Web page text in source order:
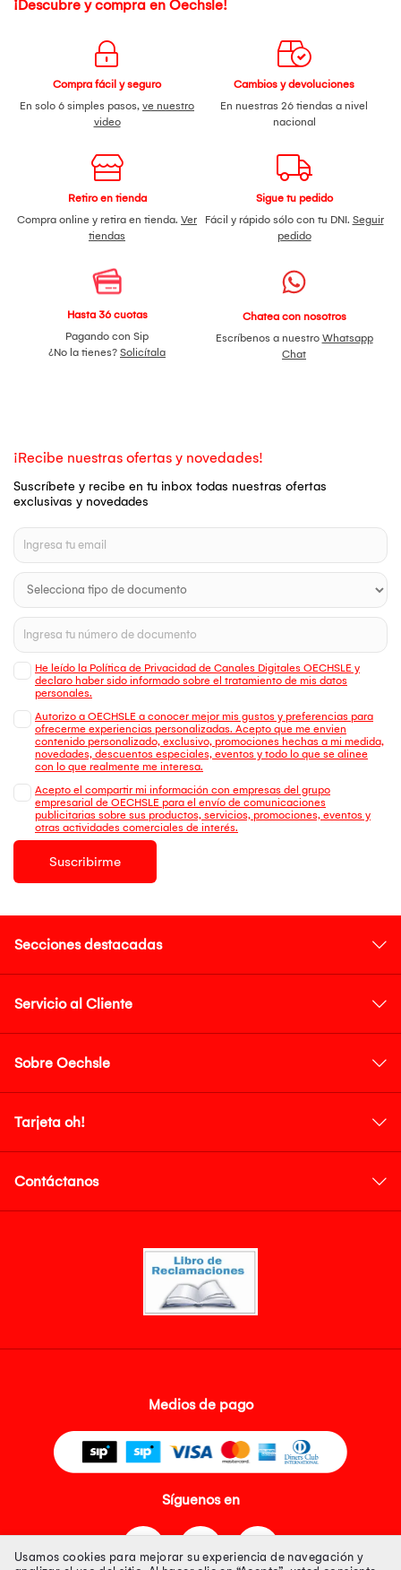
¡Descubre y compra en Oechsle!
Compra fácil y seguro
En solo 6 simples pasos, ve nuestro
video
Cambios y devoluciones
En nuestras 26 tiendas a nivel
nacional
Retiro en tienda
Compra online y retira en tienda. Ver
tiendas
Sigue tu pedido
Fácil y rápido sólo con tu DNI. Seguir
pedido
Hasta 36 cuotas
Pagando con Sip
¿No la tienes? Solicítala
Chatea con nosotros
Escríbenos a nuestro Whatsapp
Chat
¡Recibe nuestras ofertas y novedades!
Suscríbete y recibe en tu inbox todas nuestras ofertas
exclusivas y novedades
He leído la Política de Privacidad de Canales Digitales OECHSLE y
declaro haber sido informado sobre el tratamiento de mis datos
personales.
Autorizo a OECHSLE a conocer mejor mis gustos y preferencias para
ofrecerme experiencias personalizadas. Acepto que me envien
contenido personalizado, exclusivo, promociones hechas a mi medida,
novedades, descuentos especiales, eventos y todo lo que se alinee
con lo que realmente me interesa.
Acepto el compartir mi información con empresas del grupo
empresarial de OECHSLE para el envío de comunicaciones
publicitarias sobre sus productos, servicios, promociones, eventos y
otras actividades comerciales de interés.
Suscribirme
Secciones destacadas
Servicio al Cliente
Sobre Oechsle
Tarjeta oh!
Contáctanos
Medios de pago
Síguenos en
Usamos cookies para mejorar su experiencia de navegación y